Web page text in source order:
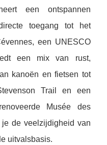
een ontspannen
toegang tot het
een UNESCO
een mix van rust,
kanoën en fietsen tot
Trail en een
Musée des
de veelzijdigheid van
uitvalsbasis.